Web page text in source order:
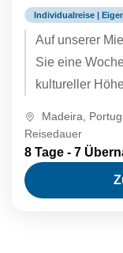
Individualreise |
Auf unserer
Sie eine
kultureller
Wanderungen...
Madeira
Reisedauer
8 Tage - 7